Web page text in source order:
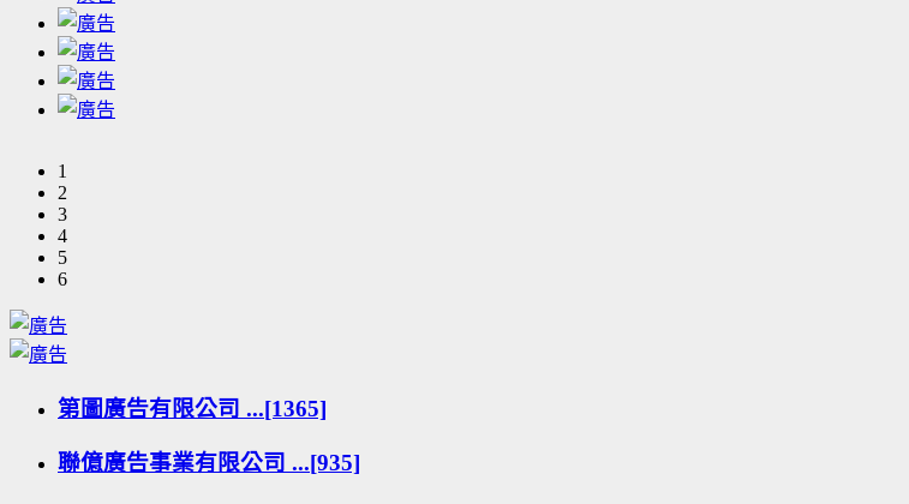
1
2
3
4
5
6
第圖廣告有限公司 ...[1365]
聯億廣告事業有限公司 ...[935]